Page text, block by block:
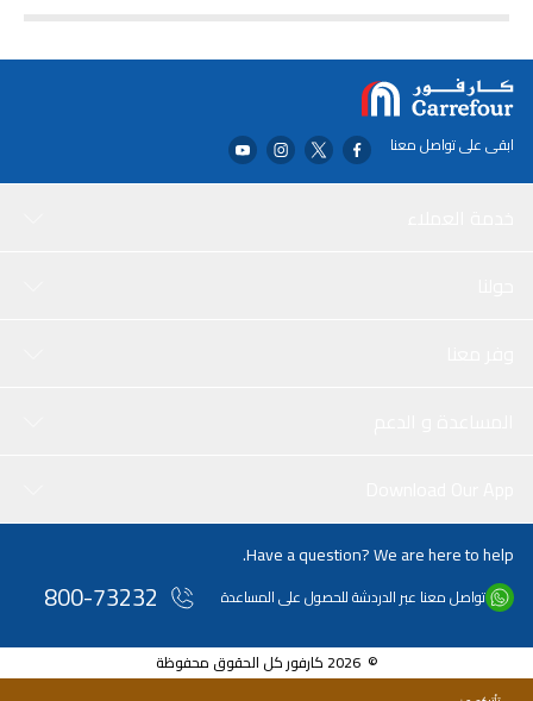
ابقى على تواصل معنا
Have a question? We are here to help.
تواصل معنا عبر الدردشة للحصول على المساعدة 800-73232
© 2026 كارفور كل الحقوق محفوظة